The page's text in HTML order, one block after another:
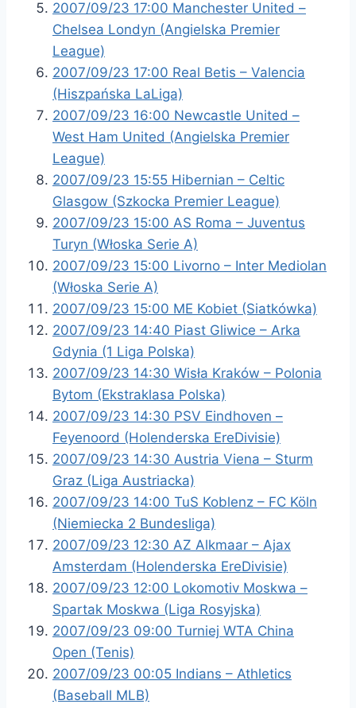
2007/09/23 17:00 Manchester United –
Chelsea Londyn (Angielska Premier
League)
2007/09/23 17:00 Real Betis – Valencia
(Hiszpańska LaLiga)
2007/09/23 16:00 Newcastle United –
West Ham United (Angielska Premier
League)
2007/09/23 15:55 Hibernian – Celtic
Glasgow (Szkocka Premier League)
2007/09/23 15:00 AS Roma – Juventus
Turyn (Włoska Serie A)
2007/09/23 15:00 Livorno – Inter Mediolan
(Włoska Serie A)
2007/09/23 15:00 ME Kobiet (Siatkówka)
2007/09/23 14:40 Piast Gliwice – Arka
Gdynia (1 Liga Polska)
2007/09/23 14:30 Wisła Kraków – Polonia
Bytom (Ekstraklasa Polska)
2007/09/23 14:30 PSV Eindhoven –
Feyenoord (Holenderska EreDivisie)
2007/09/23 14:30 Austria Viena – Sturm
Graz (Liga Austriacka)
2007/09/23 14:00 TuS Koblenz – FC Köln
(Niemiecka 2 Bundesliga)
2007/09/23 12:30 AZ Alkmaar – Ajax
Amsterdam (Holenderska EreDivisie)
2007/09/23 12:00 Lokomotiv Moskwa –
Spartak Moskwa (Liga Rosyjska)
2007/09/23 09:00 Turniej WTA China
Open (Tenis)
2007/09/23 00:05 Indians – Athletics
(Baseball MLB)